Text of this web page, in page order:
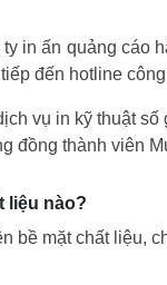
in ấn quảng
đến hotline
vụ in kỹ thuật
đồng thành viên
liệu nào?
bề mặt chất liệu,